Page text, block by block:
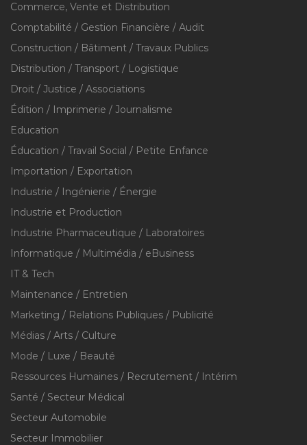
Commerce, Vente et Distribution
Comptabilité / Gestion Financière / Audit
Construction / Bâtiment / Travaux Publics
Distribution / Transport / Logistique
Droit / Justice / Associations
Édition / Imprimerie / Journalisme
Education
Éducation / Travail Social / Petite Enfance
Importation / Exportation
Industrie / Ingénierie / Énergie
Industrie et Production
Industrie Pharmaceutique / Laboratoires
Informatique / Multimédia / eBusiness
IT & Tech
Maintenance / Entretien
Marketing / Relations Publiques / Publicité
Médias / Arts / Culture
Mode / Luxe / Beauté
Ressources Humaines / Recrutement / Intérim
Santé / Secteur Médical
Secteur Automobile
Secteur Immobilier